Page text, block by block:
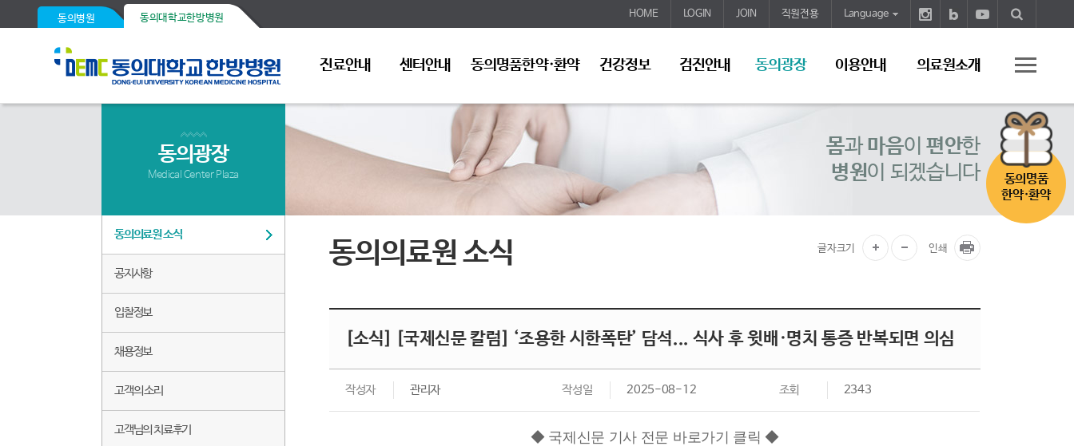
동의병원 동의대학교한방병원 HOME LOGIN JOIN 직원전용 Language
진료안내 센터안내 동의명품한약·환약 건강정보 검진안내 동의광장 이용안내 의료원소개
동의명품
한약·환약
몸과 마음이 편안한
병원이 되겠습니다
동의광장
Medical Center Plaza
동의의료원 소식
공지사항
입찰정보
채용정보
고객의 소리
고객님의 치료후기
동의의료원 소식 글자크기 인쇄
[소식] [국제신문 칼럼] ‘조용한 시한폭탄’ 담석... 식사 후 윗배·명치 통증 반복되면 의심
작성자 관리자 작성일 2025-08-12 조회 2343
◆ 국제신문 기사 전문 바로가기 클릭 ◆